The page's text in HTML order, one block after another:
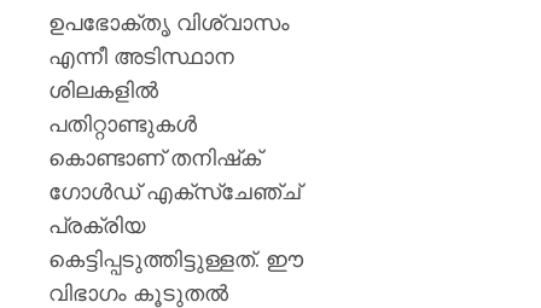
ഉപഭോക്തൃ വിശ്വാസം
എന്നീ അടിസ്ഥാന
ശിലകളിൽ
പതിറ്റാണ്ടുകൾ
കൊണ്ടാണ് തനിഷ്‌ക്
ഗോൾഡ് എക്സ്ചേഞ്ച്
പ്രക്രിയ
കെട്ടിപ്പടുത്തിട്ടുള്ളത്. ഈ
വിഭാഗം കൂടുതൽ